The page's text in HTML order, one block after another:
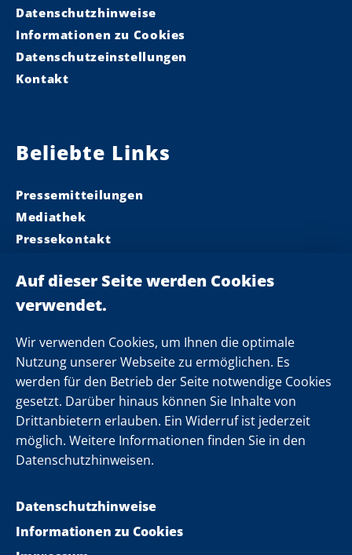
Wir verwenden Cookies, um Ihnen die optimale
Nutzung unserer Webseite zu ermöglichen. Es
werden für den Betrieb der Seite notwendige Cookies
gesetzt. Darüber hinaus können Sie Inhalte von
Drittanbietern erlauben. Ein Widerruf ist jederzeit
möglich. Weitere Informationen finden Sie in den
Datenschutzhinweisen.
Datenschutzhinweise
Informationen zu Cookies
Datenschutzhinweise
Informationen zu Cookies
Datenschutzeinstellungen
Kontakt
Beliebte Links
Pressemitteilungen
Mediathek
Pressekontakt
Landeskabinett
Einsamkeit
Folgen Sie uns